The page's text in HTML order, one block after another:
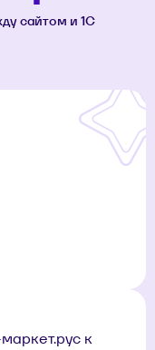
сайтом и 1С
к